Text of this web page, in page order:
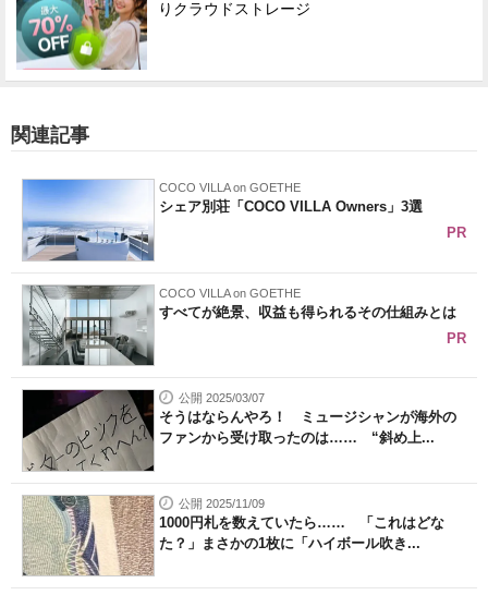
りクラウドストレージ
関連記事
COCO VILLA on GOETHE
シェア別荘「COCO VILLA Owners」3選
PR
COCO VILLA on GOETHE
すべてが絶景、収益も得られるその仕組みとは
PR
公開 2025/03/07
そうはならんやろ！ ミュージシャンが海外の
ファンから受け取ったのは…… “斜め上...
公開 2025/11/09
1000円札を数えていたら…… 「これはどな
た？」まさかの1枚に「ハイボール吹き...